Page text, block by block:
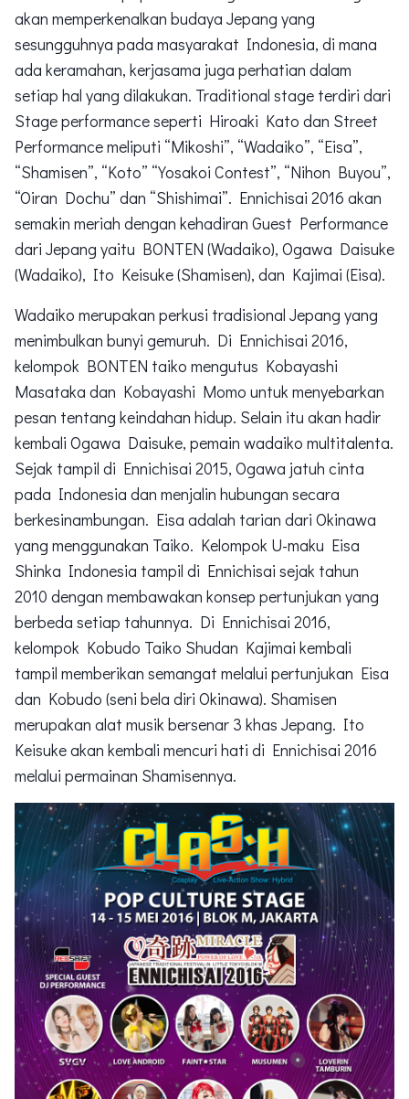
akan memperkenalkan budaya Jepang yang
sesungguhnya pada masyarakat Indonesia, di mana
ada keramahan, kerjasama juga perhatian dalam
setiap hal yang dilakukan. Traditional stage terdiri dari
Stage performance seperti Hiroaki Kato dan Street
Performance meliputi “Mikoshi”, “Wadaiko”, “Eisa”,
“Shamisen”, “Koto” “Yosakoi Contest”, “Nihon Buyou”,
“Oiran Dochu” dan “Shishimai”. Ennichisai 2016 akan
semakin meriah dengan kehadiran Guest Performance
dari Jepang yaitu BONTEN (Wadaiko), Ogawa Daisuke
(Wadaiko), Ito Keisuke (Shamisen), dan Kajimai (Eisa).
Wadaiko merupakan perkusi tradisional Jepang yang
menimbulkan bunyi gemuruh. Di Ennichisai 2016,
kelompok BONTEN taiko mengutus Kobayashi
Masataka dan Kobayashi Momo untuk menyebarkan
pesan tentang keindahan hidup. Selain itu akan hadir
kembali Ogawa Daisuke, pemain wadaiko multitalenta.
Sejak tampil di Ennichisai 2015, Ogawa jatuh cinta
pada Indonesia dan menjalin hubungan secara
berkesinambungan. Eisa adalah tarian dari Okinawa
yang menggunakan Taiko. Kelompok U-maku Eisa
Shinka Indonesia tampil di Ennichisai sejak tahun
2010 dengan membawakan konsep pertunjukan yang
berbeda setiap tahunnya. Di Ennichisai 2016,
kelompok Kobudo Taiko Shudan Kajimai kembali
tampil memberikan semangat melalui pertunjukan Eisa
dan Kobudo (seni bela diri Okinawa). Shamisen
merupakan alat musik bersenar 3 khas Jepang. Ito
Keisuke akan kembali mencuri hati di Ennichisai 2016
melalui permainan Shamisennya.